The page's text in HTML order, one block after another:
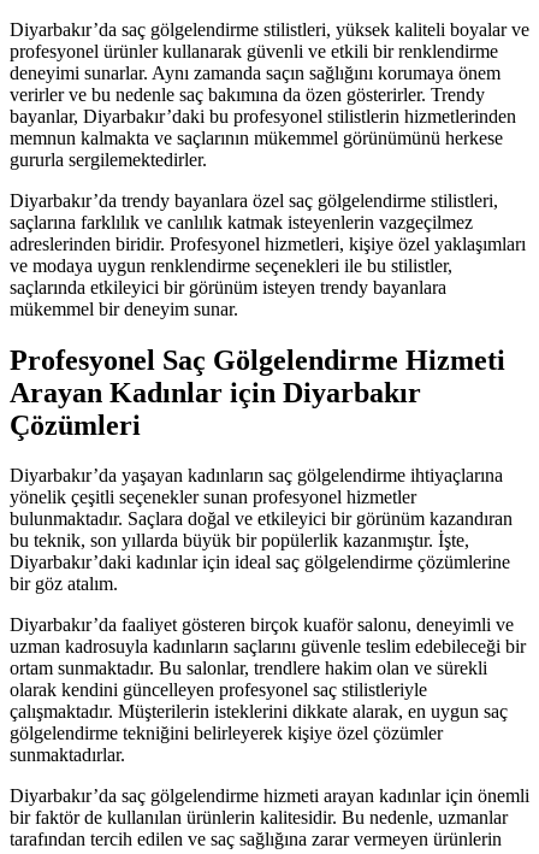
Diyarbakır’da saç gölgelendirme stilistleri, yüksek kaliteli boyalar ve
profesyonel ürünler kullanarak güvenli ve etkili bir renklendirme
deneyimi sunarlar. Aynı zamanda saçın sağlığını korumaya önem
verirler ve bu nedenle saç bakımına da özen gösterirler. Trendy
bayanlar, Diyarbakır’daki bu profesyonel stilistlerin hizmetlerinden
memnun kalmakta ve saçlarının mükemmel görünümünü herkese
gururla sergilemektedirler.
Diyarbakır’da trendy bayanlara özel saç gölgelendirme stilistleri,
saçlarına farklılık ve canlılık katmak isteyenlerin vazgeçilmez
adreslerinden biridir. Profesyonel hizmetleri, kişiye özel yaklaşımları
ve modaya uygun renklendirme seçenekleri ile bu stilistler,
saçlarında etkileyici bir görünüm isteyen trendy bayanlara
mükemmel bir deneyim sunar.
Profesyonel Saç Gölgelendirme Hizmeti
Arayan Kadınlar için Diyarbakır
Çözümleri
Diyarbakır’da yaşayan kadınların saç gölgelendirme ihtiyaçlarına
yönelik çeşitli seçenekler sunan profesyonel hizmetler
bulunmaktadır. Saçlara doğal ve etkileyici bir görünüm kazandıran
bu teknik, son yıllarda büyük bir popülerlik kazanmıştır. İşte,
Diyarbakır’daki kadınlar için ideal saç gölgelendirme çözümlerine
bir göz atalım.
Diyarbakır’da faaliyet gösteren birçok kuaför salonu, deneyimli ve
uzman kadrosuyla kadınların saçlarını güvenle teslim edebileceği bir
ortam sunmaktadır. Bu salonlar, trendlere hakim olan ve sürekli
olarak kendini güncelleyen profesyonel saç stilistleriyle
çalışmaktadır. Müşterilerin isteklerini dikkate alarak, en uygun saç
gölgelendirme tekniğini belirleyerek kişiye özel çözümler
sunmaktadırlar.
Diyarbakır’da saç gölgelendirme hizmeti arayan kadınlar için önemli
bir faktör de kullanılan ürünlerin kalitesidir. Bu nedenle, uzmanlar
tarafından tercih edilen ve saç sağlığına zarar vermeyen ürünlerin